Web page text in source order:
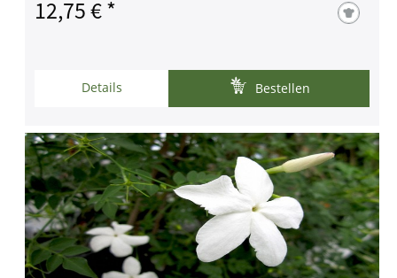
12,75 € *
Details Bestellen